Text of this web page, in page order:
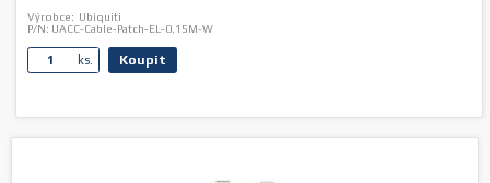
Výrobce: Ubiquiti
P/N: UACC-Cable-Patch-EL-0.15M-W
ks. Koupit